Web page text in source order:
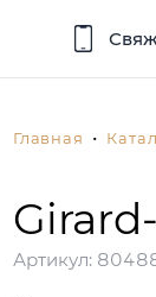
Главная
Артикул: